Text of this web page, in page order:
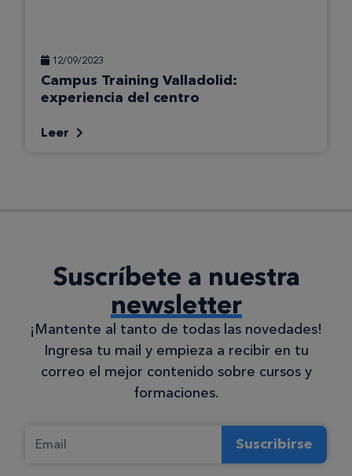
12/09/2023
Campus Training Valladolid:
experiencia del centro
Leer
Suscríbete a nuestra
newsletter
¡Mantente al tanto de todas las novedades!
Ingresa tu mail y empieza a recibir en tu
correo el mejor contenido sobre cursos y
formaciones.
Suscribirse